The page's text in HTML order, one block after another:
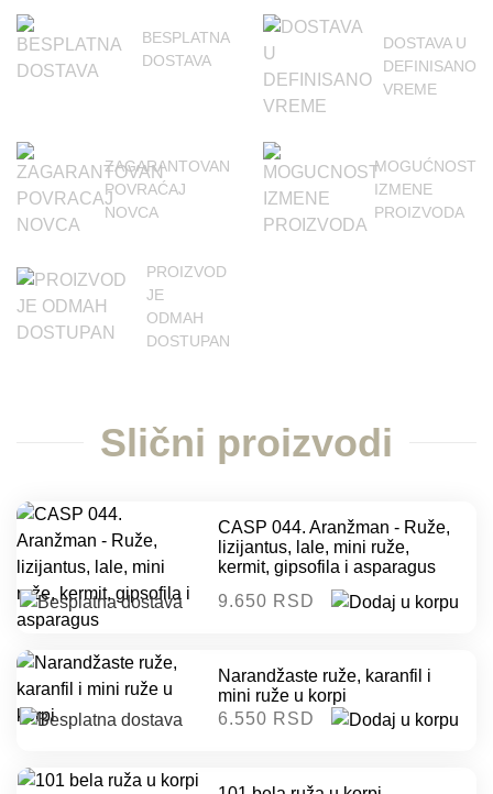
BESPLATNA
DOSTAVA
DOSTAVA U
DEFINISANO
VREME
ZAGARANTOVAN
POVRAĆAJ
NOVCA
MOGUĆNOST
IZMENE
PROIZVODA
PROIZVOD
JE
ODMAH
DOSTUPAN
Slični proizvodi
CASP 044. Aranžman - Ruže,
lizijantus, lale, mini ruže,
kermit, gipsofila i asparagus
9.650 RSD
Narandžaste ruže, karanfil i
mini ruže u korpi
6.550 RSD